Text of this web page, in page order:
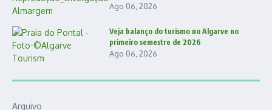
Ago 06, 2026
Veja balanço do turismo no Algarve no
primeiro semestre de 2026
Ago 06, 2026
Arquivo